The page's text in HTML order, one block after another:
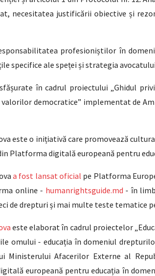
necesitatea justificării obiective și
profesioniștilor în
specifice ale speței și strategia
în cadrul proiectului „Ghidul
democratice” implementat de
este o inițiativă care promovează
Platforma digitală europeană pentru
a fost lansat oficial pe Platforma
online - humanrightsguide.md - în
de drepturi și mai multe teste
este elaborat în cadrul proiectelor
omului - educația în domeniul
Ministerului Afacerilor Externe al
europeană pentru educația în